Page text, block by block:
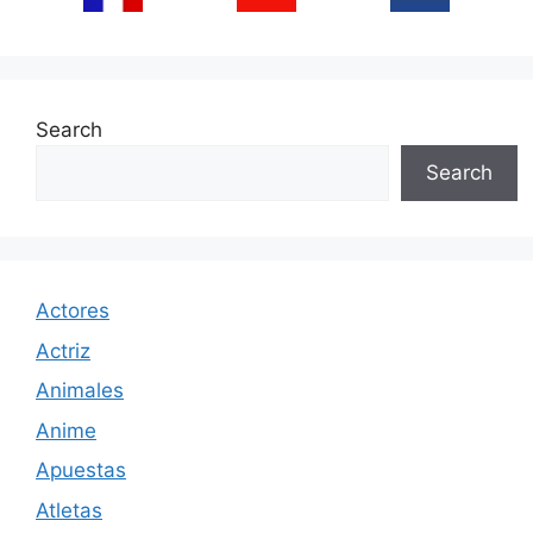
Search
Search
Actores
Actriz
Animales
Anime
Apuestas
Atletas